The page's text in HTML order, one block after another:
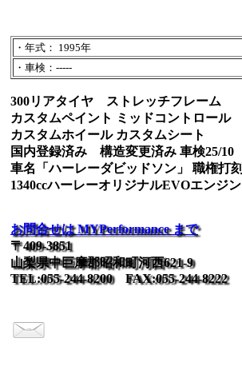
・年式： 1995年
・車検：-----
300リアタイヤ ストレッチフレーム
カスタムペイント ミッドコントロール
カスタムホイール カスタムシート
国内登録済み 構造変更済み 車検25/10
車名「ハーレーダビッドソン」 職権打刻
1340ccハーレーオリジナルEVOエンジン
お問合せは MYPerformance まで
〒409-3851
山梨県中巨摩郡昭和町河西621-9
TEL:055-244-8200 FAX:055-244-8222